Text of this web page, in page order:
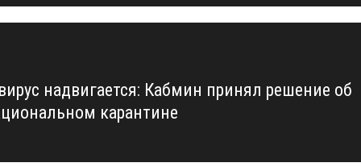
надвигается: Кабмин принял решение об
карантине